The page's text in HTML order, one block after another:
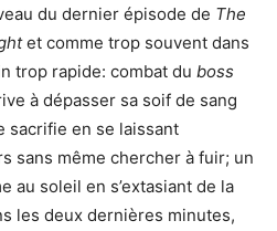
du dernier épisode de The
et comme trop souvent dans
trop rapide: combat du boss
à dépasser sa soif de sang
sacrifie en se laissant
sans même chercher à fuir; un
au soleil en s’extasiant de la
les deux dernières minutes,